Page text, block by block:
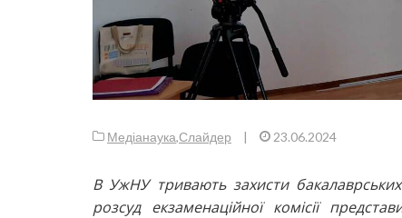
Медіанаука,Слайдер | 23.06.2024
В УжНУ тривають захисти
розсуд екзаменаційної комісії